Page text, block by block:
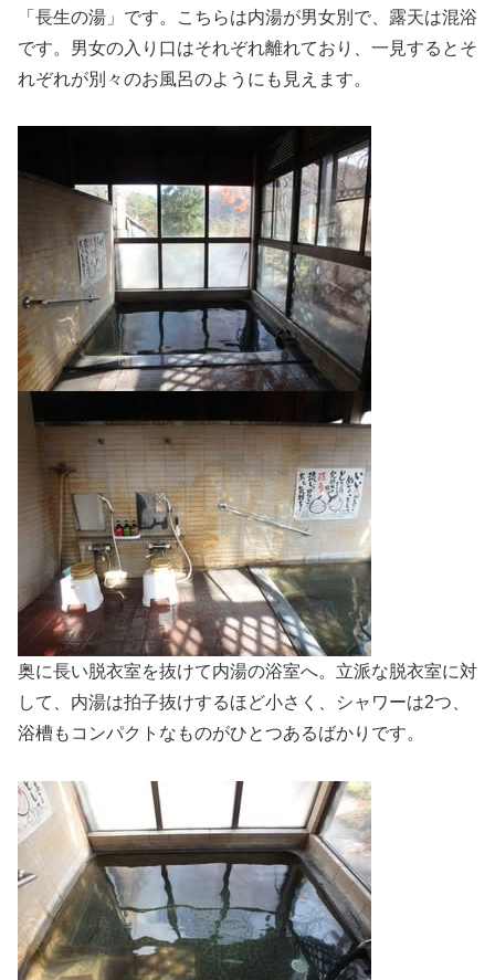
「長生の湯」です。こちらは内湯が男女別で、露天は混浴
です。男女の入り口はそれぞれ離れており、一見するとそ
れぞれが別々のお風呂のようにも見えます。
奥に長い脱衣室を抜けて内湯の浴室へ。立派な脱衣室に対
して、内湯は拍子抜けするほど小さく、シャワーは2つ、
浴槽もコンパクトなものがひとつあるばかりです。